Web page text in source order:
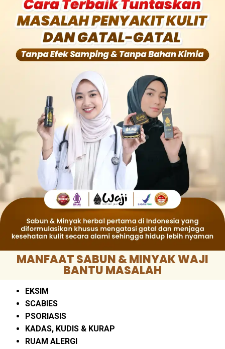
MANFAAT SABUN & MINYAK WAJI
BANTU MASALAH
EKSIM
SCABIES
PSORIASIS
KADAS, KUDIS & KURAP
RUAM ALERGI